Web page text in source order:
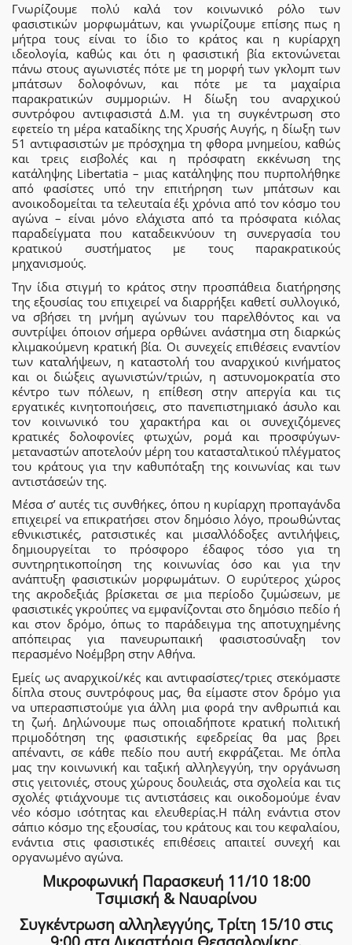
Γνωρίζουμε πολύ καλά τον κοινωνικό ρόλο των
φασιστικών μορφωμάτων, και γνωρίζουμε επίσης πως η
μήτρα τους είναι το ίδιο το κράτος και η κυρίαρχη
ιδεολογία, καθώς και ότι η φασιστική βία εκτονώνεται
πάνω στους αγωνιστές πότε με τη μορφή των γκλομπ των
μπάτσων δολοφόνων, και πότε με τα μαχαίρια
παρακρατικών συμμοριών. Η δίωξη του αναρχικού
συντρόφου αντιφασιστά Δ.Μ. για τη συγκέντρωση στο
εφετείο τη μέρα καταδίκης της Χρυσής Αυγής, η δίωξη των
51 αντιφασιστών με πρόσχημα τη φθορα μνημείου, καθώς
και τρεις εισβολές και η πρόσφατη εκκένωση της
κατάληψης Libertatia – μιας κατάληψης που πυρπολήθηκε
από φασίστες υπό την επιτήρηση των μπάτσων και
ανοικοδομείται τα τελευταία έξι χρόνια από τον κόσμο του
αγώνα – είναι μόνο ελάχιστα από τα πρόσφατα κιόλας
παραδείγματα που καταδεικνύουν τη συνεργασία του
κρατικού συστήματος με τους παρακρατικούς
μηχανισμούς.
Την ίδια στιγμή το κράτος στην προσπάθεια διατήρησης
της εξουσίας του επιχειρεί να διαρρήξει καθετί συλλογικό,
να σβήσει τη μνήμη αγώνων του παρελθόντος και να
συντρίψει όποιον σήμερα ορθώνει ανάστημα στη διαρκώς
κλιμακούμενη κρατική βία. Οι συνεχείς επιθέσεις εναντίον
των καταλήψεων, η καταστολή του αναρχικού κινήματος
και οι διώξεις αγωνιστών/τριών, η αστυνομοκρατία στο
κέντρο των πόλεων, η επίθεση στην απεργία και τις
εργατικές κινητοποιήσεις, στο πανεπιστημιακό άσυλο και
τον κοινωνικό του χαρακτήρα και οι συνεχιζόμενες
κρατικές δολοφονίες φτωχών, ρομά και προσφύγων-
μεταναστών αποτελούν μέρη του κατασταλτικού πλέγματος
του κράτους για την καθυπόταξη της κοινωνίας και των
αντιστάσεών της.
Μέσα σ’ αυτές τις συνθήκες, όπου η κυρίαρχη προπαγάνδα
επιχειρεί να επικρατήσει στον δημόσιο λόγο, προωθώντας
εθνικιστικές, ρατσιστικές και μισαλλόδοξες αντιλήψεις,
δημιουργείται το πρόσφορο έδαφος τόσο για τη
συντηρητικοποίηση της κοινωνίας όσο και για την
ανάπτυξη φασιστικών μορφωμάτων. Ο ευρύτερος χώρος
της ακροδεξιάς βρίσκεται σε μια περίοδο ζυμώσεων, με
φασιστικές γκρούπες να εμφανίζονται στο δημόσιο πεδίο ή
και στον δρόμο, όπως το παράδειγμα της αποτυχημένης
απόπειρας για πανευρωπαική φασιστοσύναξη τον
περασμένο Νοέμβρη στην Αθήνα.
Εμείς ως αναρχικοί/κές και αντιφασίστες/τριες στεκόμαστε
δίπλα στους συντρόφους μας, θα είμαστε στον δρόμο για
να υπερασπιστούμε για άλλη μια φορά την ανθρωπιά και
τη ζωή. Δηλώνουμε πως οποιαδήποτε κρατική πολιτική
πριμοδότηση της φασιστικής εφεδρείας θα μας βρει
απέναντι, σε κάθε πεδίο που αυτή εκφράζεται. Με όπλα
μας την κοινωνική και ταξική αλληλεγγύη, την οργάνωση
στις γειτονιές, στους χώρους δουλειάς, στα σχολεία και τις
σχολές φτιάχνουμε τις αντιστάσεις και οικοδομούμε έναν
νέο κόσμο ισότητας και ελευθερίας.Η πάλη ενάντια στον
σάπιο κόσμο της εξουσίας, του κράτους και του κεφαλαίου,
ενάντια στις φασιστικές επιθέσεις απαιτεί συνεχή και
οργανωμένο αγώνα.
Μικροφωνική Παρασκευή 11/10 18:00
Τσιμισκή & Ναυαρίνου
Συγκέντρωση αλληλεγγύης, Τρίτη 15/10 στις